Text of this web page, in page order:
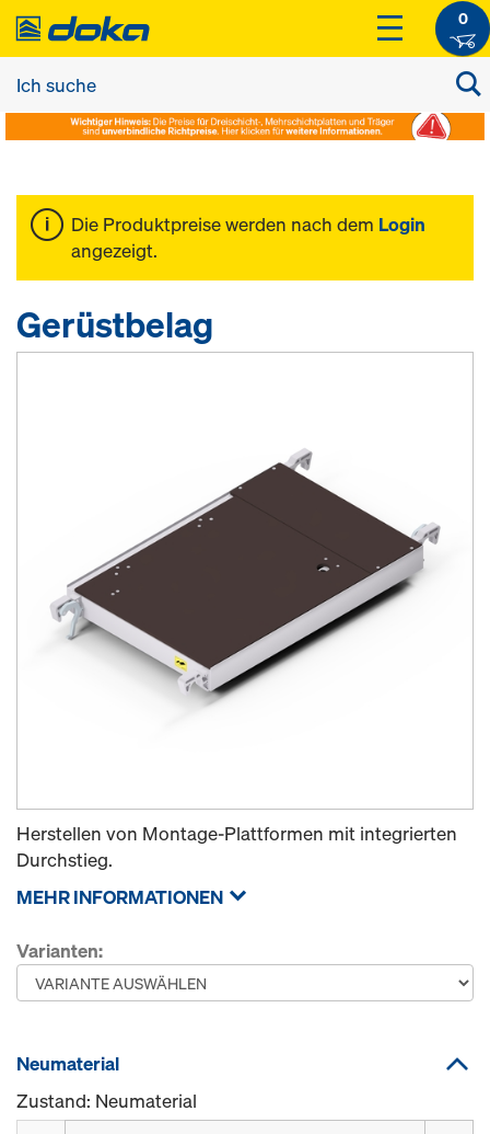
0
Die Produktpreise werden nach dem Login
angezeigt.
Gerüstbelag
Herstellen von Montage-Plattformen mit integrierten
Durchstieg.
MEHR INFORMATIONEN
Varianten:
Neumaterial
Zustand: Neumaterial